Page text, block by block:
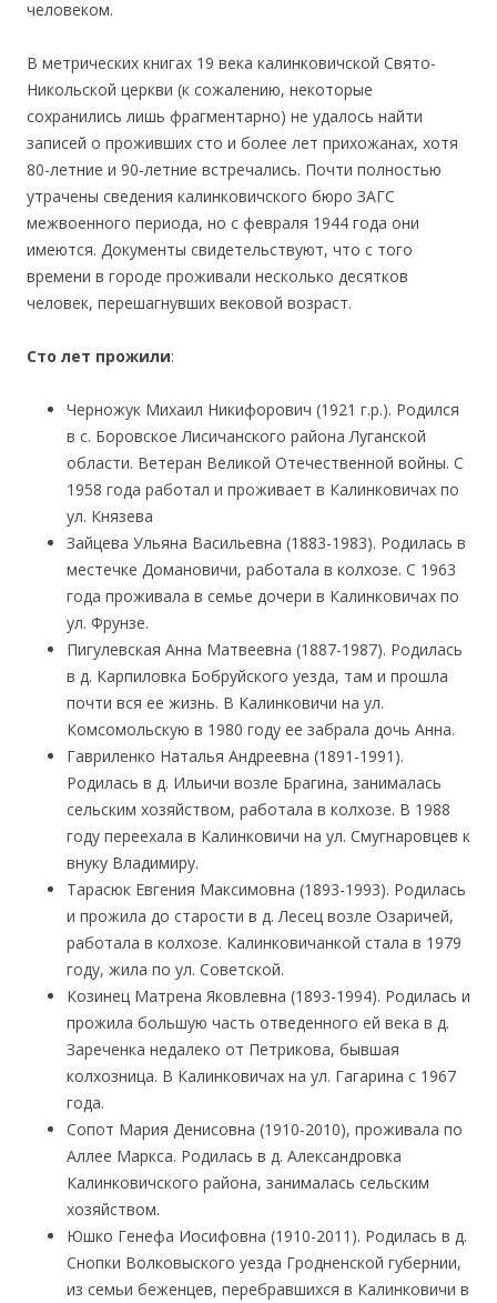
человеком.
В метрических книгах 19 века калинковичской Свято-
Никольской церкви (к сожалению, некоторые
сохранились лишь фрагментарно) не удалось найти
записей о проживших сто и более лет прихожанах, хотя
80-летние и 90-летние встречались. Почти полностью
утрачены сведения калинковичского бюро ЗАГС
межвоенного периода, но с февраля 1944 года они
имеются. Документы свидетельствуют, что с того
времени в городе проживали несколько десятков
человек, перешагнувших вековой возраст.
Сто лет прожили:
Черножук Михаил Никифорович (1921 г.р.). Родился
в с. Боровское Лисичанского района Луганской
области. Ветеран Великой Отечественной войны. С
1958 года работал и проживает в Калинковичах по
ул. Князева
Зайцева Ульяна Васильевна (1883-1983). Родилась в
местечке Домановичи, работала в колхозе. С 1963
года проживала в семье дочери в Калинковичах по
ул. Фрунзе.
Пигулевская Анна Матвеевна (1887-1987). Родилась
в д. Карпиловка Бобруйского уезда, там и прошла
почти вся ее жизнь. В Калинковичи на ул.
Комсомольскую в 1980 году ее забрала дочь Анна.
Гавриленко Наталья Андреевна (1891-1991).
Родилась в д. Ильичи возле Брагина, занималась
сельским хозяйством, работала в колхозе. В 1988
году переехала в Калинковичи на ул. Смугнаровцев к
внуку Владимиру.
Тарасюк Евгения Максимовна (1893-1993). Родилась
и прожила до старости в д. Лесец возле Озаричей,
работала в колхозе. Калинковичанкой стала в 1979
году, жила по ул. Советской.
Козинец Матрена Яковлевна (1893-1994). Родилась и
прожила большую часть отведенного ей века в д.
Зареченка недалеко от Петрикова, бывшая
колхозница. В Калинковичах на ул. Гагарина с 1967
года.
Сопот Мария Денисовна (1910-2010), проживала по
Аллее Маркса. Родилась в д. Александровка
Калинковичского района, занималась сельским
хозяйством.
Юшко Генефа Иосифовна (1910-2011). Родилась в д.
Снопки Волковыского уезда Гродненской губернии,
из семьи беженцев, перебравшихся в Калинковичи в